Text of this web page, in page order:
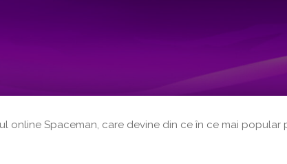
online Spaceman, care devine din ce în ce mai popular